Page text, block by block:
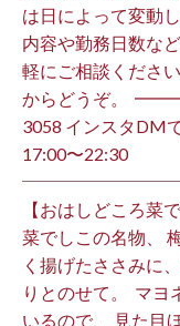
は日によって変動
内容や勤務日数な
軽にご相談くださ
からどうぞ。
3058 インスタDM
17:00〜22:30 ⁡
【おはしどころ菜
菜でしこの名物、
く揚げたささみに
りとのせて。 ⁡ マ
いるので、 見た目